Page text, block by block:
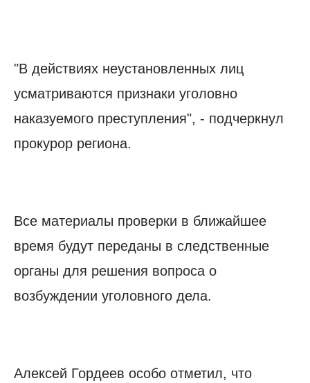
"В действиях неустановленных лиц
усматриваются признаки уголовно
наказуемого преступления", - подчеркнул
прокурор региона.
Все материалы проверки в ближайшее
время будут переданы в следственные
органы для решения вопроса о
возбуждении уголовного дела.
Алексей Гордеев особо отметил, что